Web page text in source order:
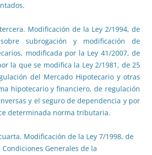
Modificación de la Ley 2/1994, de
subrogación y modificación de
modificada por la Ley 41/2007, de
la que se modifica la Ley 2/1981, de 25
del Mercado Hipotecario y otras
hipotecario y financiero, de regulación
y el seguro de dependencia y por
determinada norma tributaria.
Modificación de la Ley 7/1998, de
Generales de la